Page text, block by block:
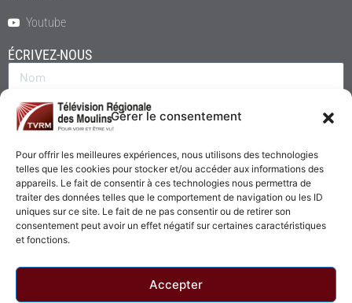
Gérer le consentement
Pour offrir les meilleures expériences, nous utilisons des technologies
telles que les cookies pour stocker et/ou accéder aux informations des
appareils. Le fait de consentir à ces technologies nous permettra de
traiter des données telles que le comportement de navigation ou les ID
uniques sur ce site. Le fait de ne pas consentir ou de retirer son
consentement peut avoir un effet négatif sur certaines caractéristiques
et fonctions.
Accepter
Youtube
ÉCRIVEZ-NOUS